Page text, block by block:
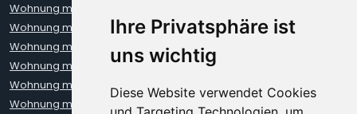
Ihre Privatsphäre ist
uns wichtig
Diese Website verwendet Cookies
Wohnung mieten Berlin
Wohnung mieten Bochum
Wohnung mieten Bonn
Wohnung mieten Bremen
Wohnung mieten Dortmund
Wohnung mieten Dresden
Wohnung mieten Düsseldorf
Wohnung mieten Erfurt
Wohnung mieten Frankfurt
Wohnung mieten Freiburg
Wohnung mieten Hamburg